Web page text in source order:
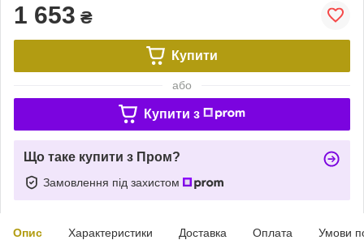
1 653 ₴
Купити
або
Купити з
Що таке купити з Пром?
Замовлення під захистом
Опис Характеристики Доставка Оплата Умови